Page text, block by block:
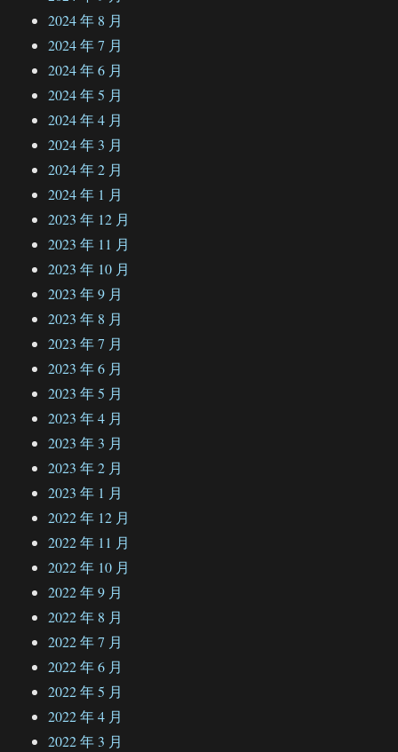
2024 年 8 月
2024 年 7 月
2024 年 6 月
2024 年 5 月
2024 年 4 月
2024 年 3 月
2024 年 2 月
2024 年 1 月
2023 年 12 月
2023 年 11 月
2023 年 10 月
2023 年 9 月
2023 年 8 月
2023 年 7 月
2023 年 6 月
2023 年 5 月
2023 年 4 月
2023 年 3 月
2023 年 2 月
2023 年 1 月
2022 年 12 月
2022 年 11 月
2022 年 10 月
2022 年 9 月
2022 年 8 月
2022 年 7 月
2022 年 6 月
2022 年 5 月
2022 年 4 月
2022 年 3 月